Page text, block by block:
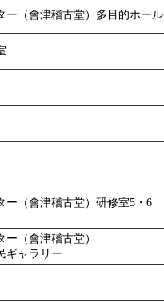
ー（會津稽古堂）多目的ホール
ー（會津稽古堂）研修室5・6
（會津稽古堂）
ギャラリー